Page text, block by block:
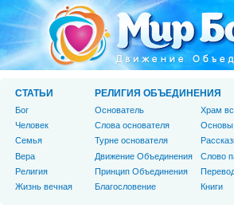
СТАТЬИ
Бог
Человек
Cемья
Вера
Религия
Жизнь вечная
РЕЛИГИЯ ОБЪЕДИНЕНИЯ
Основатель
Слова основателя
Турне основателя
Движение Объединения
Принцип Объединения
Благословение
Храм
Основы
Слово
Книги